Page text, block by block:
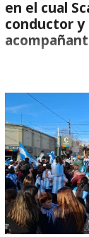
en el cual
conductor y